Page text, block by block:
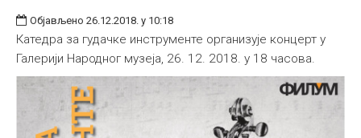
Објављено 26.12.2018. у 10:18
Катедра за гудачке инструменте организује концерт у
Галерији Народног музеја, 26. 12. 2018. у 18 часова.